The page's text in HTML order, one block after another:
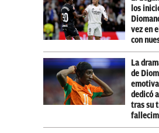
los
vez en
con
La
de
dedicó
tras su